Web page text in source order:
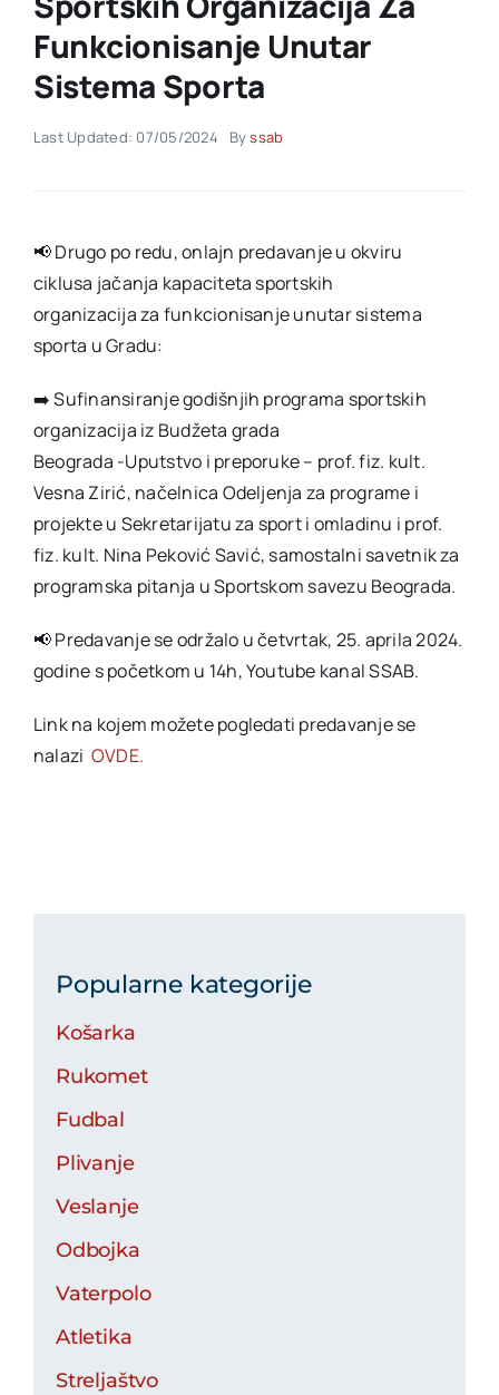
Akti SSAB
Kontakt
Funkcionisanje Unutar
Sistema Sporta
Last Updated: 07/05/2024 Byssab
📢 Drugo po redu, onlajn predavanje u okviru
ciklusa jačanja kapaciteta sportskih
organizacija za funkcionisanje unutar sistema
sporta u Gradu:
➡️ Sufinansiranje godišnjih programa sportskih
organizacija iz Budžeta grada
Beograda -Uputstvo i preporuke – prof. fiz. kult.
Vesna Zirić, načelnica Odeljenja za programe i
projekte u Sekretarijatu za sport i omladinu i prof.
fiz. kult. Nina Peković Savić, samostalni savetnik za
programska pitanja u Sportskom savezu Beograda.
📢 Predavanje se održalo u četvrtak, 25. aprila 2024.
godine s početkom u 14h, Youtube kanal SSAB.
Link na kojem možete pogledati predavanje se
nalazi OVDE.
Popularne kategorije
Košarka
Rukomet
Fudbal
Plivanje
Veslanje
Odbojka
Vaterpolo
Atletika
Streljaštvo